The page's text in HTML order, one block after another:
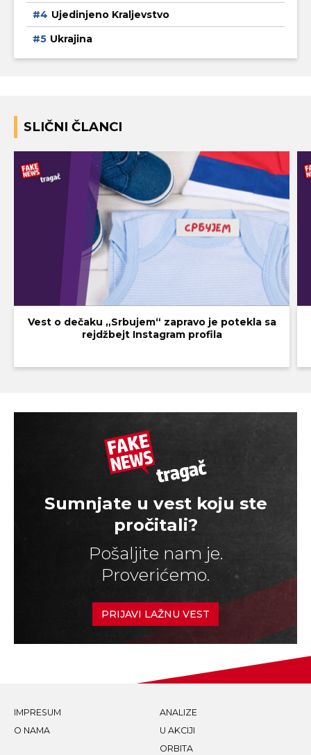
Ujedinjeno Kraljevstvo
Ukrajina
SLIČNI ČLANCI
Vest o dečaku „Srbujem“ zapravo je potekla sa
rejdžbejt Instagram profila
Sumnjate u vest koju ste
pročitali?
Pošaljite nam je.
Proverićemo.
PRIJAVI LAŽNU VEST
IMPRESUM
O NAMA
ANALIZE
U AKCIJI
ORBITA